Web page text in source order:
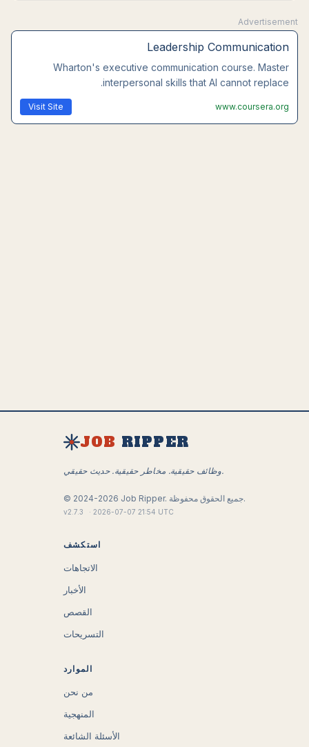
Advertisement
Leadership Communication
Wharton's executive communication course. Master
interpersonal skills that AI cannot replace.
www.coursera.org
Visit Site
JOB RIPPER
وظائف حقيقية. مخاطر حقيقية. حديث حقيقي.
© 2024-2026 Job Ripper. جميع الحقوق محفوظة.
v2.7.3 · 2026-07-07 21:54 UTC
استكشف
الاتجاهات
الأخبار
القصص
التسريحات
الموارد
من نحن
المنهجية
الأسئلة الشائعة